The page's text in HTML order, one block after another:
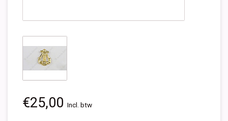
€25,00 Incl. btw